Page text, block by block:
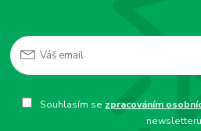
Souhlasím se zpracováním